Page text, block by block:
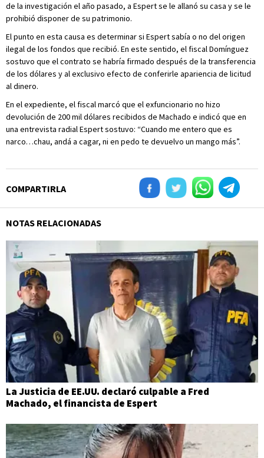
de la investigación el año pasado, a Espert se le allanó su casa y se le
prohibió disponer de su patrimonio.
El punto en esta causa es determinar si Espert sabía o no del origen
ilegal de los fondos que recibió. En este sentido, el fiscal Domínguez
sostuvo que el contrato se habría firmado después de la transferencia
de los dólares y al exclusivo efecto de conferirle apariencia de licitud
al dinero.
En el expediente, el fiscal marcó que el exfuncionario no hizo
devolución de 200 mil dólares recibidos de Machado e indicó que en
una entrevista radial Espert sostuvo: “Cuando me entero que es
narco…chau, andá a cagar, ni en pedo te devuelvo un mango más”.
COMPARTIRLA
NOTAS RELACIONADAS
La Justicia de EE.UU. declaró culpable a Fred
Machado, el financista de Espert